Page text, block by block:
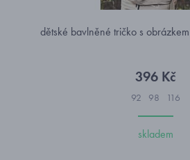
dětské bavlněné tričko s
396 Kč
92 98 116
skladem